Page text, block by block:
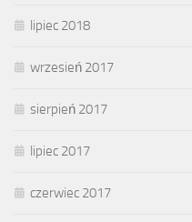
lipiec 2018
wrzesień 2017
sierpień 2017
lipiec 2017
czerwiec 2017